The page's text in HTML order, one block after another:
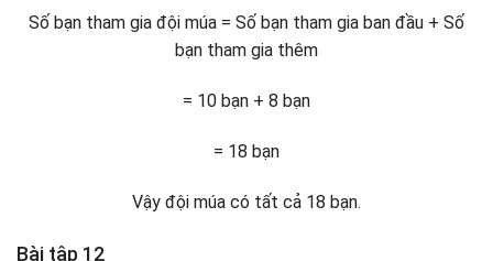
Số bạn tham gia đội múa = Số bạn tham gia ban đầu + Số
bạn tham gia thêm
= 10 bạn + 8 bạn
= 18 bạn
Vậy đội múa có tất cả 18 bạn.
Bài tập 12